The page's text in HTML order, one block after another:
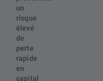
un
risque
élevé
de
perte
rapide
en
capital